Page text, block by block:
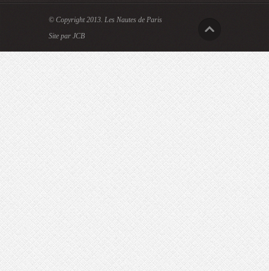
© Copyright 2013. Les Nautes de Paris
Site par JCB